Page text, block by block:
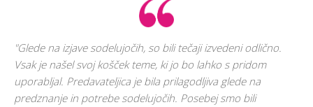
"Glede na izjave sodelujočih, so bili tečaji izvedeni odlično.
Vsak je našel svoj košček teme, ki jo bo lahko s pridom
uporabljal. Predavateljica je bila prilagodljiva glede na
predznanje in potrebe sodelujočih. Posebej smo bili